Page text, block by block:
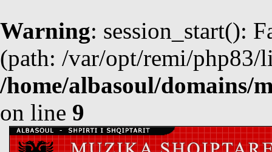
Warning: session_start():
(path: /var/opt/remi/php83/
/home/albasoul/domains/
on line 9